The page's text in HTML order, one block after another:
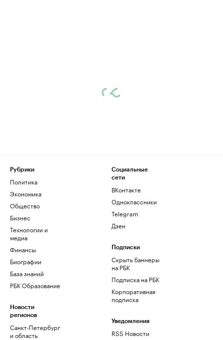
Рубрики
Политика
Экономика
Общество
Бизнес
Технологии и
медиа
Финансы
Биографии
База знаний
РБК Образование
Новости
регионов
Санкт-Петербург
и область
Социальные
сети
ВКонтакте
Одноклассники
Telegram
Дзен
Подписки
Скрыть баннеры
на РБК
Подписка на РБК
Корпоративная
подписка
Уведомления
RSS Новости